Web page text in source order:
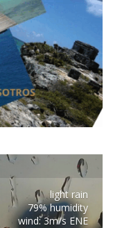
light rain
79% humidity
wind: 3m/s ENE